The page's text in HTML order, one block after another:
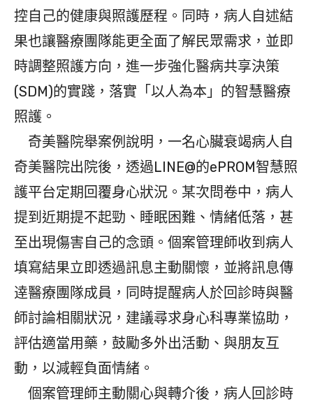
控自己的健康與照護歷程。同時，病人自述結
果也讓醫療團隊能更全面了解民眾需求，並即
時調整照護方向，進一步強化醫病共享決策
(SDM)的實踐，落實「以人為本」的智慧醫療
照護。
奇美醫院舉案例說明，一名心臟衰竭病人自
奇美醫院出院後，透過LINE@的ePROM智慧照
護平台定期回覆身心狀況。某次問卷中，病人
提到近期提不起勁、睡眠困難、情緒低落，甚
至出現傷害自己的念頭。個案管理師收到病人
填寫結果立即透過訊息主動關懷，並將訊息傳
逹醫療團隊成員，同時提醒病人於回診時與醫
師討論相關狀況，建議尋求身心科專業協助，
評估適當用藥，鼓勵多外出活動、與朋友互
動，以減輕負面情緒。
個案管理師主動關心與轉介後，病人回診時